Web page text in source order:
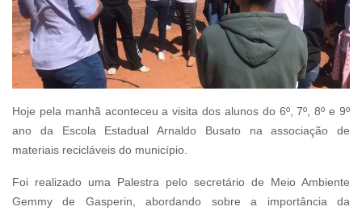
Hoje pela manhã aconteceu a visita dos alunos do 6º, 7º, 8º e 9º
ano da Escola Estadual Arnaldo Busato na associação de
materiais recicláveis do município.
Foi realizado uma Palestra pelo secretário de Meio Ambiente
Gemmy de Gasperin, abordando sobre a importância da